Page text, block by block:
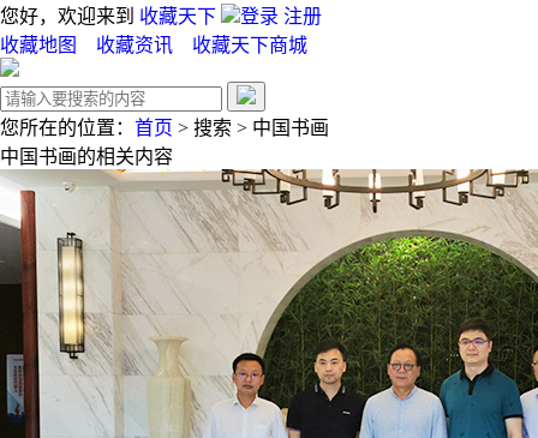
您好，欢迎来到 收藏天下 登录 注册
收藏地图
收藏资讯 收藏天下商城
您所在的位置： 首页 > 搜索 > 中国书画
中国书画的相关内容